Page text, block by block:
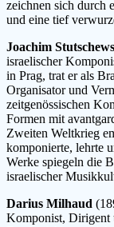
zeichnen sich durch
und eine tief
Joachim
israelischer
in Prag, trat er als
Organisator und
zeitgenössischen
Formen mit
Zweiten Weltkrieg
komponierte, lehrte
Werke spiegeln die
israelischer
Darius Milhaud
Komponist, Dirigent